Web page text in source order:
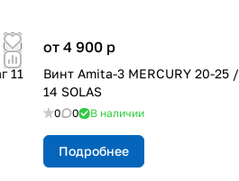
11
от 4 900 p
Винт Amita-3 MERCURY 20-25
14 SOLAS
0 0 В наличии
Подробнее